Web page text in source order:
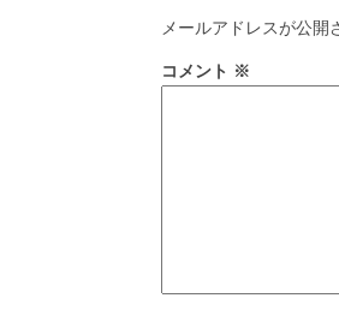
メールアドレスが公開
コメント ※